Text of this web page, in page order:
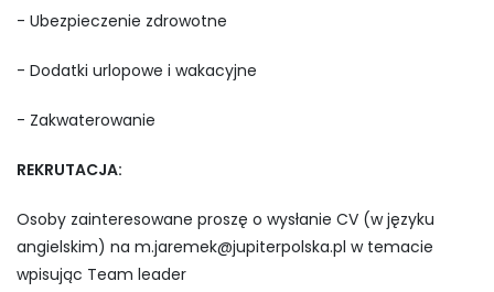
- Ubezpieczenie zdrowotne
- Dodatki urlopowe i wakacyjne
- Zakwaterowanie
REKRUTACJA:
Osoby zainteresowane proszę o wysłanie CV (w języku
angielskim) na m.jaremek@jupiterpolska.pl w temacie
wpisując Team leader